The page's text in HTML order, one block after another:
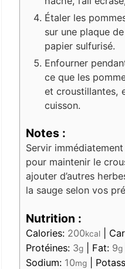
Étaler les
sur une plaque
papier sulfurisé.
Enfourner
ce que les
et croustillantes,
cuisson.
Notes :
Servir
pour maintenir le
ajouter d’autres
la sauge selon vos
Nutrition :
Calories: 200kcal
Protéines: 3g Fat: 9g
Sodium: 10mg